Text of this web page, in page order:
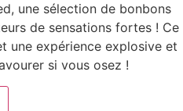
une sélection de bonbons
de sensations fortes ! Ce
une expérience explosive et
si vous osez !